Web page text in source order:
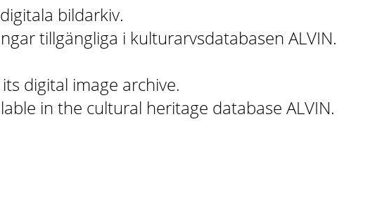
bildarkiv.
tillgängliga i kulturarvsdatabasen ALVIN.
digital image archive.
in the cultural heritage database ALVIN.